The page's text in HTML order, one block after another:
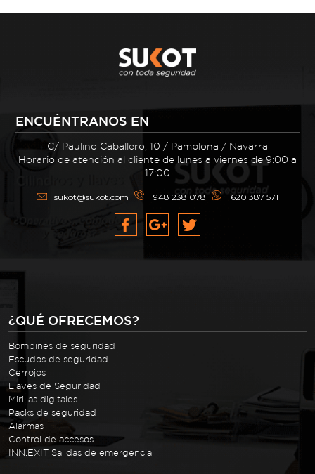
ENCUÉNTRANOS EN
C/ Paulino Caballero, 10 / Pamplona / Navarra
Horario de atención al cliente de lunes a viernes de 9:00 a
17:00
sukot@sukot.com 948 238 078 620 387 571
¿QUÉ OFRECEMOS?
Bombines de seguridad
Escudos de seguridad
Cerrojos
Llaves de Seguridad
Mirillas digitales
Packs de seguridad
Alarmas
Control de accesos
INN.EXIT Salidas de emergencia